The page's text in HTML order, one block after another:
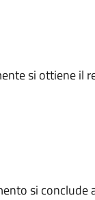
si ottiene il
si conclude